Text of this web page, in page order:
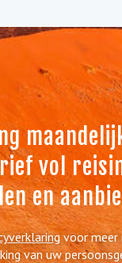
vol
en
voor meer
van uw